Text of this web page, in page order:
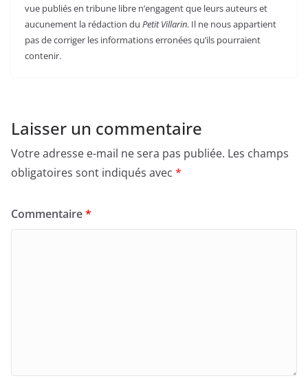
vue publiés en tribune libre n’engagent que leurs auteurs et
aucunement la rédaction du Petit Villarin. Il ne nous appartient
pas de corriger les informations erronées qu’ils pourraient
contenir.
Laisser un commentaire
Votre adresse e-mail ne sera pas publiée. Les champs
obligatoires sont indiqués avec *
Commentaire*